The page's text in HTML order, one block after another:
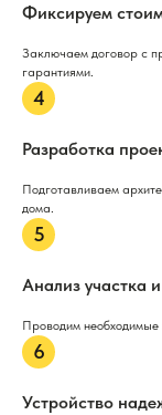
Фиксируем
Заключаем договор с
гарантиями.
Разработка
Подготавливаем
дома.
Анализ участка
Проводим необходимые
Устройство